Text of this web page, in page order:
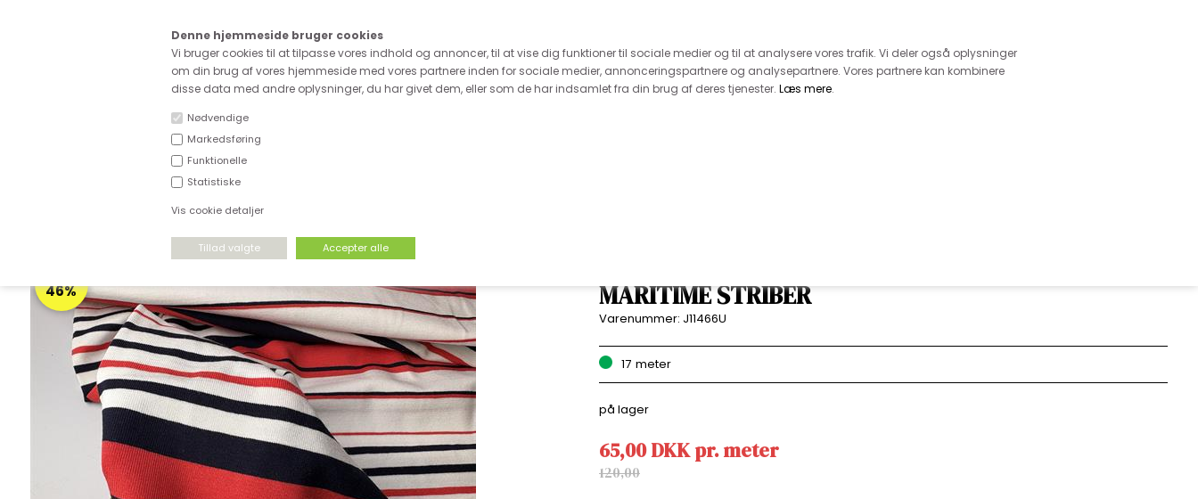
Denne hjemmeside bruger cookies
Vi bruger cookies til at tilpasse vores indhold og annoncer, til at vise dig funktioner til sociale medier og til at analysere vores trafik. Vi deler også oplysninger
om din brug af vores hjemmeside med vores partnere inden for sociale medier, annonceringspartnere og analysepartnere. Vores partnere kan kombinere
disse data med andre oplysninger, du har givet dem, eller som de har indsamlet fra din brug af deres tjenester. Læs mere.
Nødvendige
Markedsføring
Funktionelle
Statistiske
Vis cookie detaljer
Fri fragt ved køb for over 600.-
DEADSTOCK
46%
MARITIME STRIBER
Varenummer: J11466U
17 meter
på lager
65,00DKKpr.meter
120,00